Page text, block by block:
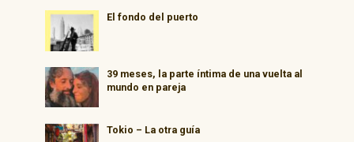
El fondo del puerto
39 meses, la parte íntima de una vuelta al
mundo en pareja
Tokio – La otra guía